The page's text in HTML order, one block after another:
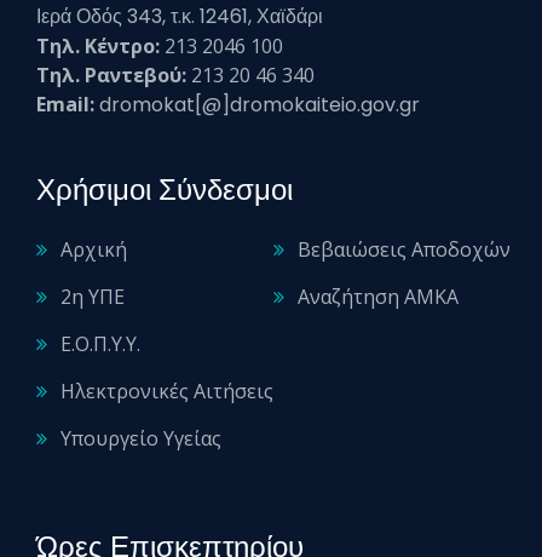
Ιερά Οδός 343, τ.κ. 12461, Χαϊδάρι
Τηλ. Κέντρο: 213 2046 100
Τηλ. Ραντεβού: 213 20 46 340
Email:dromokat[@]dromokaiteio.gov.gr
Χρήσιμοι Σύνδεσμοι
Αρχική
2η ΥΠΕ
Ε.Ο.Π.Υ.Υ.
Ηλεκτρονικές Αιτήσεις
Υπουργείο Υγείας
Βεβαιώσεις Αποδοχών
Αναζήτηση ΑΜΚΑ
Ώρες Επισκεπτηρίου